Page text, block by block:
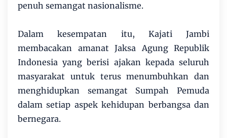
penuh semangat nasionalisme.
Dalam kesempatan itu, Kajati Jambi
membacakan amanat Jaksa Agung Republik
Indonesia yang berisi ajakan kepada seluruh
masyarakat untuk terus menumbuhkan dan
menghidupkan semangat Sumpah Pemuda
dalam setiap aspek kehidupan berbangsa dan
bernegara.